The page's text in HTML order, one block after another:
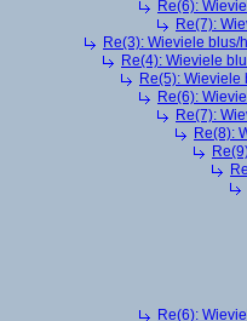
Re(6):
Re(7):
Re(3): Wieviele blus/
Re(4): Wieviele
Re(5):
Re(6):
Re(7):
Re(8):
Re(6):